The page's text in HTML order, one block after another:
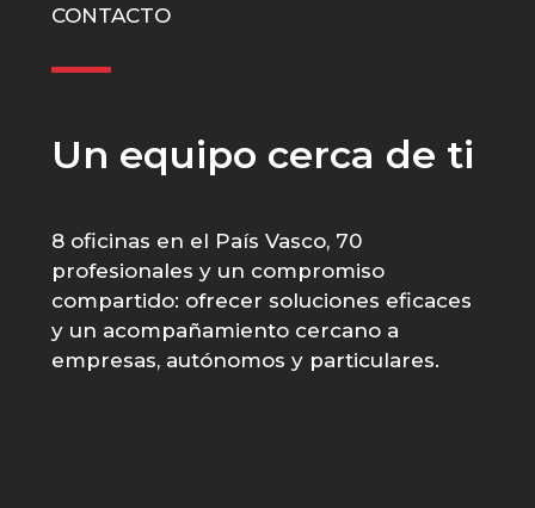
CONTACTO
Un equipo cerca de ti
8 oficinas en el País Vasco, 70
profesionales y un compromiso
compartido: ofrecer soluciones eficaces
y un acompañamiento cercano a
empresas, autónomos y particulares.